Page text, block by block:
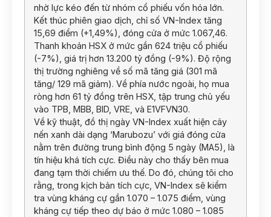
nhờ lực kéo đến từ nhóm cổ phiếu vốn hóa lớn.
Kết thúc phiên giao dịch, chỉ số VN-Index tăng
15,69 điểm (+1,49%), đóng cửa ở mức 1.067,46.
Thanh khoản HSX ở mức gần 624 triệu cổ phiếu
(-7%), giá trị hơn 13.200 tỷ đồng (-9%). Độ rộng
thị trường nghiêng về số mã tăng giá (301 mã
tăng/ 129 mã giảm). Về phía nước ngoài, họ mua
ròng hơn 61 tỷ đồng trên HSX, tập trung chủ yếu
vào TPB, MBB, BID, VRE, và E1VFVN30.
Về kỹ thuật, đồ thị ngày VN-Index xuất hiện cây
nến xanh dài dạng ‘Marubozu’ với giá đóng cửa
nằm trên đường trung bình động 5 ngày (MA5), là
tín hiệu khá tích cực. Điều này cho thấy bên mua
đang tạm thời chiếm ưu thế. Do đó, chúng tôi cho
rằng, trong kịch bản tích cực, VN-Index sẽ kiểm
tra vùng kháng cự gần 1.070 – 1.075 điểm, vùng
kháng cự tiếp theo dự báo ở mức 1.080 – 1.085